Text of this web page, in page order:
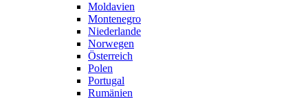
Moldavien
Montenegro
Niederlande
Norwegen
Österreich
Polen
Portugal
Rumänien